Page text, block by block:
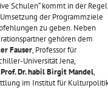
Schulen“ kommt in der Regel
der Programmziele
zu geben. Neben
gehören dem
Fauser , Professor für
Universität Jena,
Prof. Dr. habil Birgit Mandel
im Institut für